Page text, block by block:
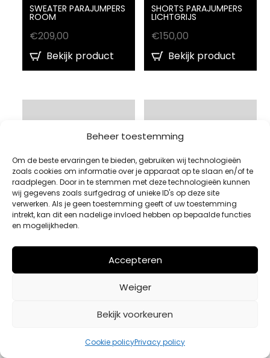
Beheer toestemming
Om de beste ervaringen te bieden, gebruiken wij technologieën
zoals cookies om informatie over je apparaat op te slaan en/of te
raadplegen. Door in te stemmen met deze technologieën kunnen
wij gegevens zoals surfgedrag of unieke ID's op deze site
verwerken. Als je geen toestemming geeft of uw toestemming
intrekt, kan dit een nadelige invloed hebben op bepaalde functies
en mogelijkheden.
Accepteren
Weiger
Bekijk voorkeuren
Cookie policyPrivacy policy
SWEATER PARAJUMPERS
ROOM
€209,00
Bekijk product
SHORTS PARAJUMPERS
LICHTGRIJS
€150,00
Bekijk product